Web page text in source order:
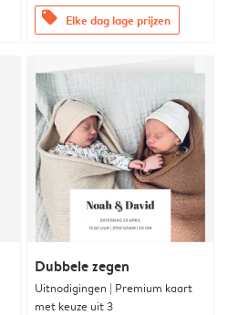
offers Elke dag lage prijzen
Dubbele zegen
Uitnodigingen | Premium kaart
met keuze uit 3